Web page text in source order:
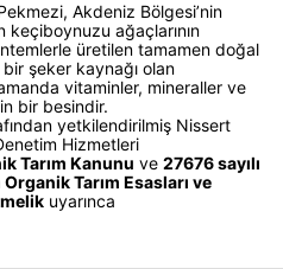
Akdeniz Bölgesi’nin
ağaçlarının
üretilen tamamen doğal
şeker kaynağı olan
vitaminler, mineraller ve
bir besindir.
yetkilendirilmiş Nissert
Hizmetleri
Tarım Kanunu ve 27676 sayılı
Tarım Esasları ve
uyarınca